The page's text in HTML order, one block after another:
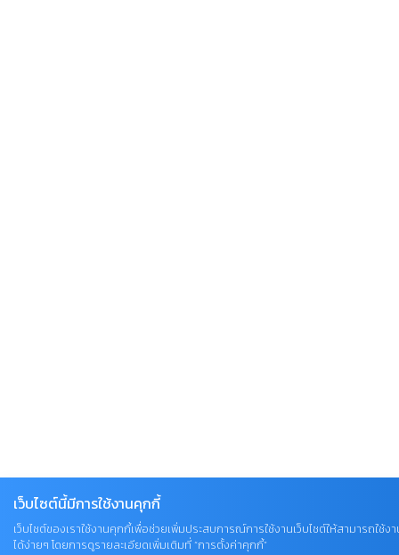
เว็บไซต์นี้มีการใช้งานคุกกี้
เว็บไซต์ของเราใช้งานคุกกี้เพื่อช่วยเพิ่มประสบการณ์การใช้งานเว็บไซต์ให้สามารถ
ได้ง่ายๆ โดยการดูรายละเอียดเพิ่มเติมที่ “การตั้งค่าคุกกี้”